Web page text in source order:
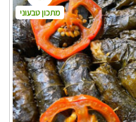
מתכון טבעוני